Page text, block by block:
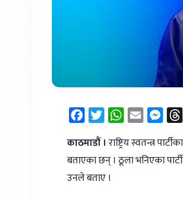
Facebook
TwitterEmail
काठमाडौं । राष्ट्रिय स्वतन्त्र
बताएका छन् । ठूला भनिएका
उनले बताए ।